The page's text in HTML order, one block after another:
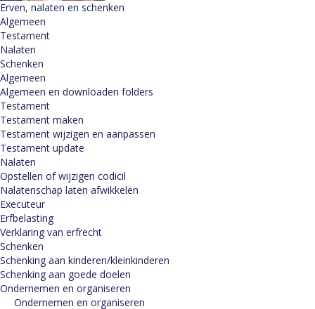
Erven, nalaten en schenken
Algemeen
Testament
Nalaten
Schenken
Algemeen
Algemeen en downloaden folders
Testament
Testament maken
Testament wijzigen en aanpassen
Testament update
Nalaten
Opstellen of wijzigen codicil
Nalatenschap laten afwikkelen
Executeur
Erfbelasting
Verklaring van erfrecht
Schenken
Schenking aan kinderen/kleinkinderen
Schenking aan goede doelen
Ondernemen en organiseren
Ondernemen en organiseren